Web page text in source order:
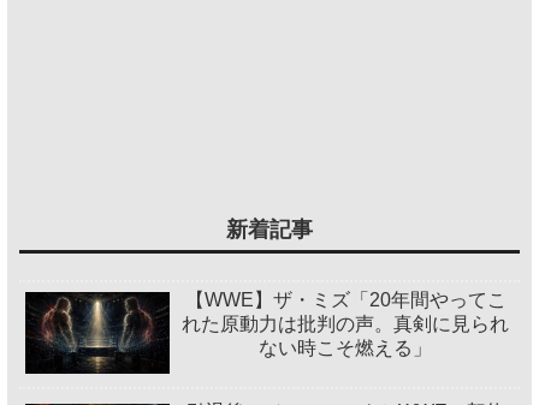
新着記事
【WWE】ザ・ミズ「20年間やってこ
れた原動力は批判の声。真剣に見られ
ない時こそ燃える」